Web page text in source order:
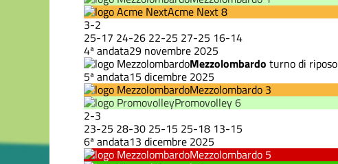
Acme Next8
3-2
25-17 24-26 22-25 27-25 16-14
4ª andata29 novembre 2025
Mezzolombardo turno di riposo
5ª andata15 dicembre 2025
Mezzolombardo 3
Promovolley6
2-3
23-25 28-30 25-15 25-18 13-15
6ª andata13 dicembre 2025
Mezzolombardo 5